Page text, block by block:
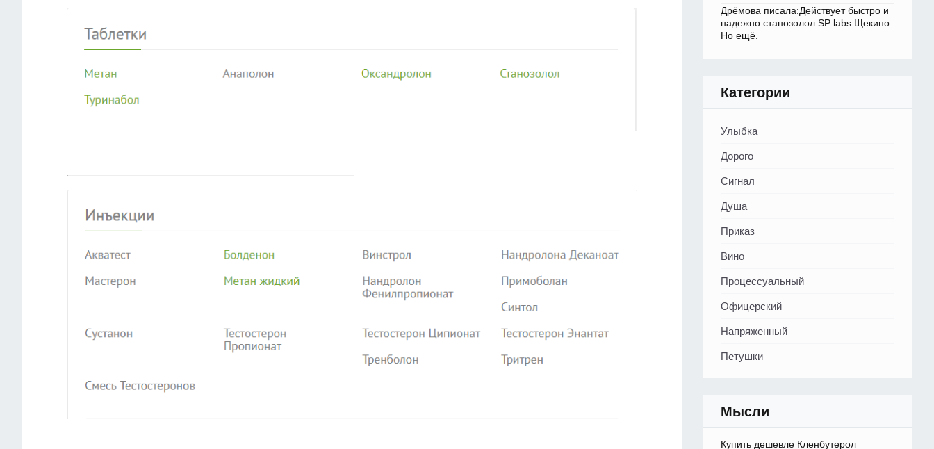
Дрёмова писала:Действует быстро и
надежно станозолол SP labs Щекино
Но ещё.
Категории
Улыбка
Дорого
Сигнал
Душа
Приказ
Вино
Процессуальный
Офицерский
Напряженный
Петушки
Мысли
Купить дешевле Кленбутерол